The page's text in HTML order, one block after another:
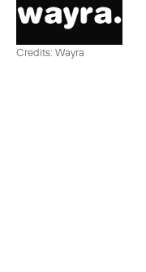
Credits: Wayra